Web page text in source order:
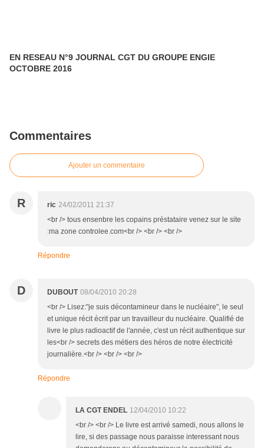
EN RESEAU N°9 JOURNAL CGT DU GROUPE ENGIE
OCTOBRE 2016
Commentaires
Ajouter un commentaire
R ric 24/02/2011 21:37
<br /> tous ensenbre les copains préstataire venez sur le site
:ma zone controlee.com<br /> <br /> <br />
Répondre
D DUBOUT 08/04/2010 20:28
<br /> Lisez:"je suis décontamineur dans le nucléaire", le seul
et unique récit écrit par un travailleur du nucléaire. Qualifié de
livre le plus radioactif de l'année, c'est un récit authentique sur
les<br /> secrets des métiers des héros de notre électricité
journalière.<br /> <br /> <br />
Répondre
LA CGT ENDEL 12/04/2010 10:22
<br /> <br /> Le livre est arrivé samedi, nous allons le
lire, si des passage nous paraisse interessant nous